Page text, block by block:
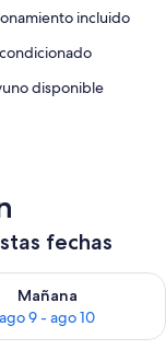
propiedad incluido
disponible
fechas
ago 9
Mañana
ago 9 - ago 10
disponibilidad